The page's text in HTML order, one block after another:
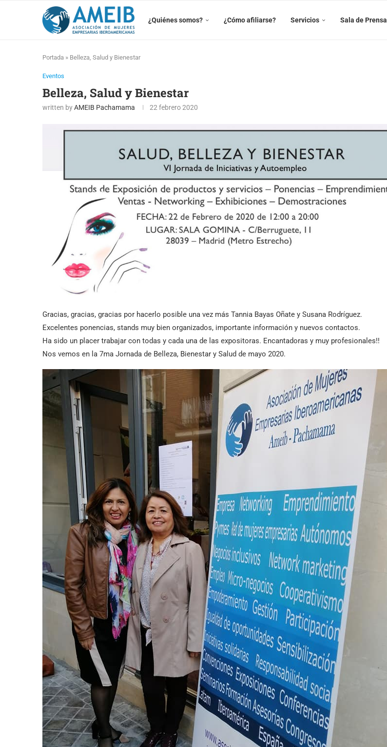
¿Quiénes somos? ¿Cómo afiliarse? Servicios Sala de Prensa
Portada » Belleza, Salud y Bienestar
Eventos
Belleza, Salud y Bienestar
written byAMEIB Pachamama 22 febrero 2020
Gracias, gracias, gracias por hacerlo posible una vez más Tannia Bayas Oñate y Susana Rodríguez.
Excelentes ponencias, stands muy bien organizados, importante información y nuevos contactos.
Ha sido un placer trabajar con todas y cada una de las expositoras. Encantadoras y muy profesionales!!
Nos vemos en la 7ma Jornada de Belleza, Bienestar y Salud de mayo 2020.